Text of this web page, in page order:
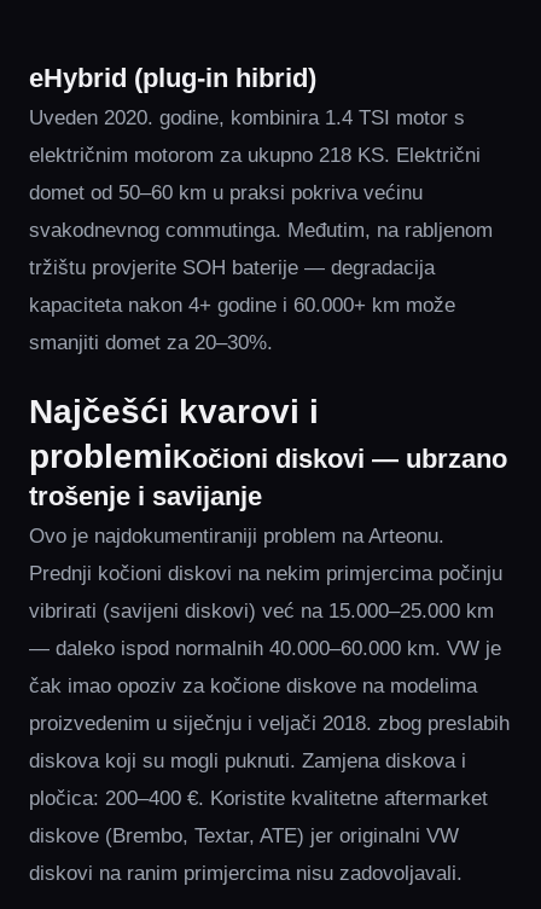
eHybrid (plug-in hibrid)
Uveden 2020. godine, kombinira 1.4 TSI motor s
električnim motorom za ukupno 218 KS. Električni
domet od 50–60 km u praksi pokriva većinu
svakodnevnog commutinga. Međutim, na rabljenom
tržištu provjerite SOH baterije — degradacija
kapaciteta nakon 4+ godine i 60.000+ km može
smanjiti domet za 20–30%.
Najčešći kvarovi i
problemiKočioni diskovi — ubrzano
trošenje i savijanje
Ovo je najdokumentiraniji problem na Arteonu.
Prednji kočioni diskovi na nekim primjercima počinju
vibrirati (savijeni diskovi) već na 15.000–25.000 km
— daleko ispod normalnih 40.000–60.000 km. VW je
čak imao opoziv za kočione diskove na modelima
proizvedenim u siječnju i veljači 2018. zbog preslabih
diskova koji su mogli puknuti. Zamjena diskova i
pločica: 200–400 €. Koristite kvalitetne aftermarket
diskove (Brembo, Textar, ATE) jer originalni VW
diskovi na ranim primjercima nisu zadovoljavali.